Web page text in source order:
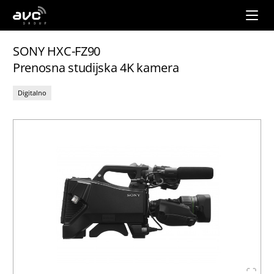
AVC
Group
SONY HXC-FZ90
Prenosna studijska 4K kamera
Digitalno